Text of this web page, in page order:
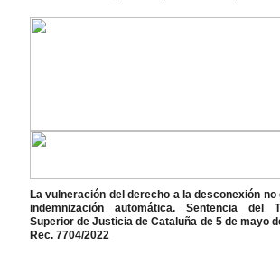
La vulneración del derecho a la desconexión no
indemnización automática. Sentencia del
Superior de Justicia de Cataluña de 5 de mayo
Rec. 7704/2022